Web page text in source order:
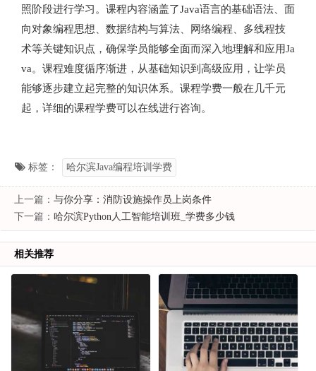
照阶段进行学习。课程内容涵盖了Java语言的基础语法、面
向对象编程思想、数据结构与算法、网络编程、多线程技
术等关键知识点，确保学员能够全面而深入地理解和应用Ja
va。课程难度循序渐进，从基础知识到高级应用，让学员
能够逐步建立起完整的知识体系。课程学费一般在几千元
起，详细的课程学费可以在线进行咨询。
标签： 哈尔滨Java编程培训学费
上一篇： 与你分享：消防设施操作员上岗条件
下一篇： 哈尔滨Python人工智能培训班_学费多少钱
相关推荐